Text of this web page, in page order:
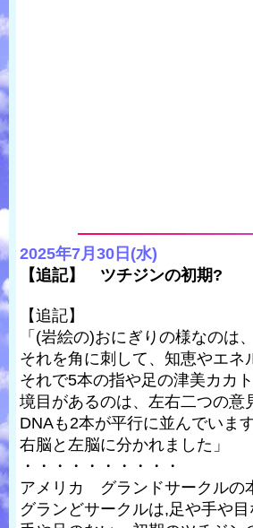
2025年7月30日(水)
【追記】 ツチジンの初期?
【追記】
「(岩絵の)おにぎりの様なのは
それを角に刺して、知恵やエネ
それで5本の指や足の津美カカ
境目があるのは、左右二つの意
DNAも2本が平行に並んでいます
右脳と左脳に分かれました」
・・・・・・・・・・
アメリカ グランドサークルの
グランどサークルは,足や手や